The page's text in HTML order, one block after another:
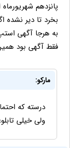
پانزدهم
بخرد تا دير نشده
به هرجا آگهى
فقط آگهى بود
مارکو:
درسته که
ولی خیلی